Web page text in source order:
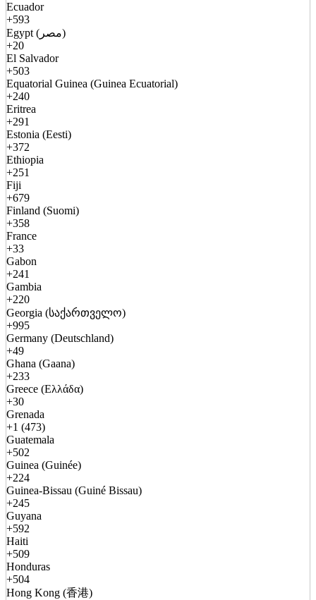
Ecuador
+593
Egypt (مصر)
+20
El Salvador
+503
Equatorial Guinea (Guinea Ecuatorial)
+240
Eritrea
+291
Estonia (Eesti)
+372
Ethiopia
+251
Fiji
+679
Finland (Suomi)
+358
France
+33
Gabon
+241
Gambia
+220
Georgia (საქართველო)
+995
Germany (Deutschland)
+49
Ghana (Gaana)
+233
Greece (Ελλάδα)
+30
Grenada
+1 (473)
Guatemala
+502
Guinea (Guinée)
+224
Guinea-Bissau (Guiné Bissau)
+245
Guyana
+592
Haiti
+509
Honduras
+504
Hong Kong (香港)